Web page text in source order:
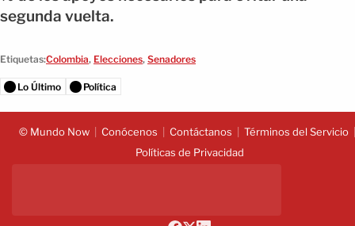
segunda vuelta.
Etiquetas:Colombia, Elecciones, Senadores
Lo Último Política
© Mundo Now Conócenos Contáctanos
Términos del Servicio
Políticas de Privacidad